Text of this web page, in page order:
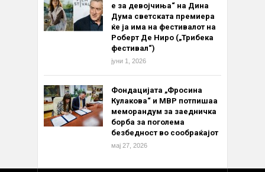
е за девојчиња“ на Дина
Дума светската премиера
ќе ја има на фестивалот на
Роберт Де Ниро („Трибека
фестивал“)
јуни 1, 2026
Фондацијата „Фросина
Кулакова“ и МВР потпишаа
меморандум за заедничка
борба за поголема
безбедност во сообраќајот
мај 27, 2026